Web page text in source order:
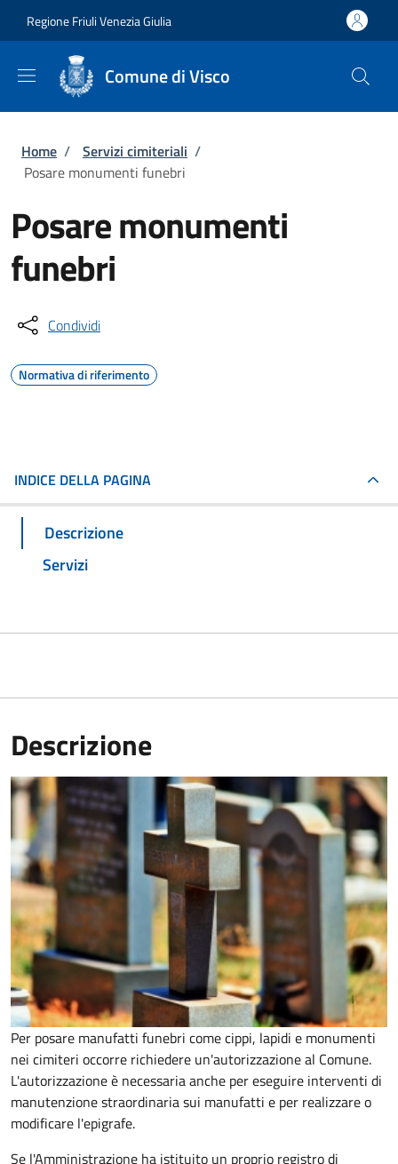
Regione Friuli Venezia Giulia
Comune di Visco
Briciole di pane
Home / Servizi cimiteriali /
Posare monumenti funebri
Posare monumenti
funebri
Condividi
Normativa di riferimento
INDICE DELLA PAGINA
Descrizione
Servizi
Descrizione
Per posare manufatti funebri come cippi, lapidi e monumenti
nei cimiteri occorre richiedere un'autorizzazione al Comune.
L'autorizzazione è necessaria anche per eseguire interventi di
manutenzione straordinaria sui manufatti e per realizzare o
modificare l'epigrafe.
Se l'Amministrazione ha istituito un proprio registro di